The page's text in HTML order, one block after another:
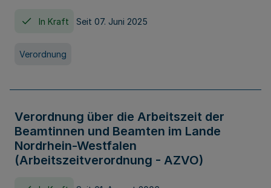
In Kraft Seit 07. Juni 2025
Verordnung
Verordnung über die Arbeitszeit der
Beamtinnen und Beamten im Lande
Nordrhein-Westfalen
(Arbeitszeitverordnung - AZVO)